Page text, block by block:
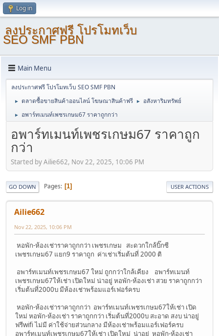
Log in
ลงประกาศฟรี โปรโมทเว็บ
SEO SMF PBN
Main Menu
ลงประกาศฟรี โปรโมทเว็บ SEO SMF PBN
► ตลาดซื้อขายสินค้าออนไลน์ โฆษณาสินค้าฟรี ► อสังหาริมทรัพย์
► อพาร์ทเมนท์เพชรเกษม67 ราคาถูกกว่า
อพาร์ทเมนท์เพชรเกษม67 ราคาถูก
กว่า
Started by Ailie662, Nov 22, 2025, 10:06 PM
GO DOWN Pages 1 USER ACTIONS
Ailie662
Nov 22, 2025, 10:06 PM
หอพัก-ห้องเช่าราคาถูกกว่า เพชรเกษม สะดวกใกล้บิ๊กซี
เพชรเกษม67 แยก9 ราคาถูก ค่าเช่าเริ่มต้นที่ 2000 ติ
อพาร์ทเมนท์เพชรเกษม67 ใหม่ ถูกกว่าใกล้เคียง อพาร์ทเมนท์
เพชรเกษม67ให้เช่า เปิดใหม่ น่าอยู่ หอพัก-ห้องเช่า สวย ราคาถูกกว่า
เริ่มต้นที่2000บ มีห้องเช่าพร้อมแอร์เฟอร์ครบ
หอพัก-ห้องเช่าราคาถูกกว่า อพาร์ทเมนท์เพชรเกษม67ให้เช่า เปิด
ใหม่ หอพัก-ห้องเช่า ราคาถูกกว่า เริ่มต้นที่2000บ สะอาด สงบ น่าอยู่
ฟรีwifi ไม่มี ค่าใช้จ่ายส่วนกลาง มีห้องเช่าพร้อมแอร์เฟอร์ครบ
อพาร์ทเมนท์เพชรเกษม67ให้เช่า เปิดใหม่ น่าอยู่ หอพัก-ห้องเช่า